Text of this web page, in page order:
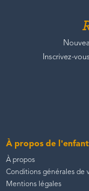
Inscrivez-
À propos de
À propos
Conditions générales de
Mentions légales